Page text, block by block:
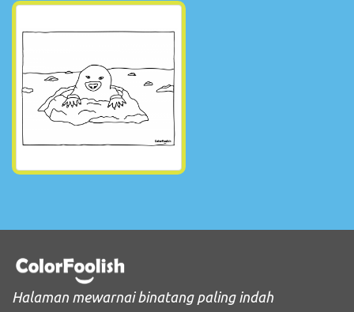
Halaman mewarnai binatang paling indah